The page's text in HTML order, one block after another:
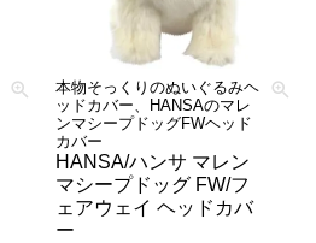
本物そっくりのぬいぐるみヘ
ッドカバー、HANSAのマレ
ンマシープドッグFWヘッド
カバー
HANSA/ハンサ マレン
マシープドッグ FW/フ
ェアウェイ ヘッドカバ
ー